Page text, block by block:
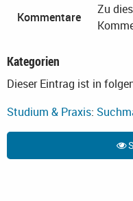
Kommentare
Zu
Kategorien
Dieser Eintrag ist in
Studium & Praxis: